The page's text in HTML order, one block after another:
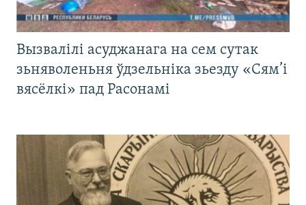
Вызвалілі асуджанага на сем сутак
зьняволеньня ўдзельніка зьезду «Сям’і
вясёлкі» пад Расонамі